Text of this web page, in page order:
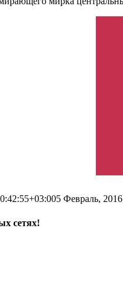
5 Февраль,
сетях!